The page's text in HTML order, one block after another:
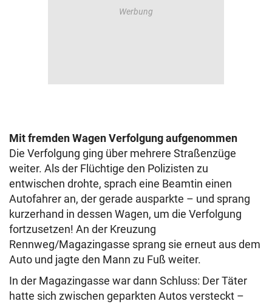
Mit fremden Wagen Verfolgung aufgenommen
Die Verfolgung ging über mehrere Straßenzüge
weiter. Als der Flüchtige den Polizisten zu
entwischen drohte, sprach eine Beamtin einen
Autofahrer an, der gerade ausparkte – und sprang
kurzerhand in dessen Wagen, um die Verfolgung
fortzusetzen! An der Kreuzung
Rennweg/Magazingasse sprang sie erneut aus dem
Auto und jagte den Mann zu Fuß weiter.
In der Magazingasse war dann Schluss: Der Täter
hatte sich zwischen geparkten Autos versteckt –